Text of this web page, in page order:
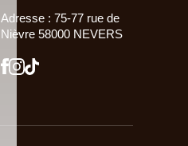
Adresse : 75-77 rue de
Nièvre 58000 NEVERS